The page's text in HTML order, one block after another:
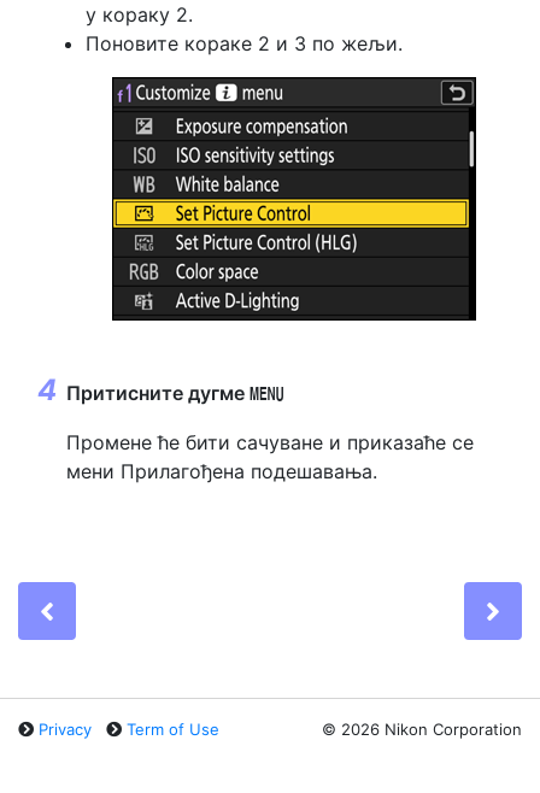
у кораку 2.
Поновите кораке 2 и 3 по жељи.
Притисните дугме G
Промене ће бити сачуване и приказаће се
мени Прилагођена подешавања.
Privacy Term of Use © 2026 Nikon Corporation